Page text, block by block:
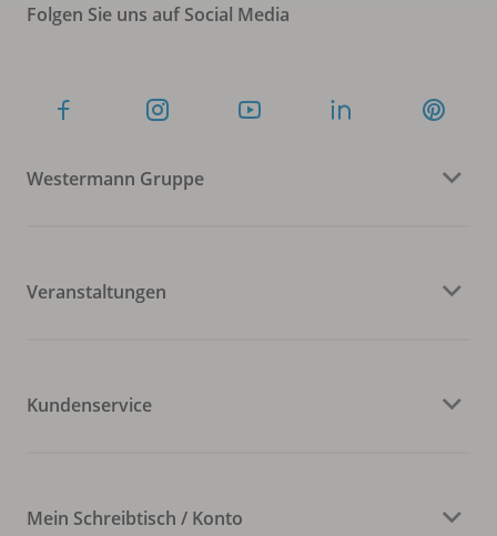
Folgen Sie uns auf Social Media
Westermann Gruppe
Veranstaltungen
Kundenservice
Mein Schreibtisch / Konto